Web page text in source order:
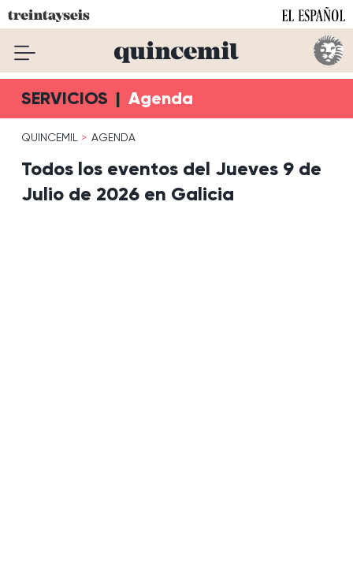
SERVICIOS | Agenda
QUINCEMIL AGENDA
Todos los eventos del Jueves 9 de
Julio de 2026 en Galicia